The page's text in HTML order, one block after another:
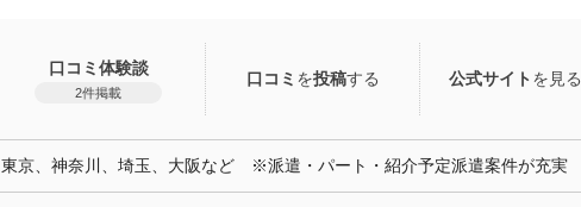
口コミ体験談
2件掲載
口コミ を投稿する 公式サイト を見る
東京、神奈川、埼玉、大阪など ※派遣・パート・紹介予定派遣案件が充実